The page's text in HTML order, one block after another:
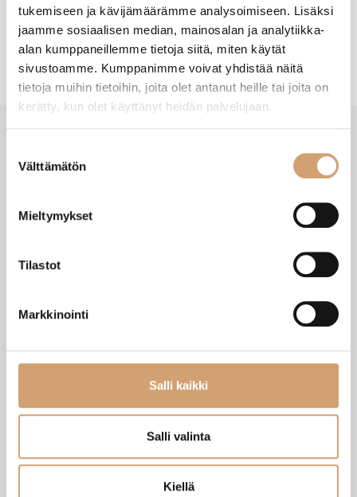
tukemiseen ja kävijämäärämme analysoimiseen. Lisäksi
jaamme sosiaalisen median, mainosalan ja analytiikka-
alan kumppaneillemme tietoja siitä, miten käytät
sivustoamme. Kumppanimme voivat yhdistää näitä
tietoja muihin tietoihin, joita olet antanut heille tai joita on
kerätty, kun olet käyttänyt heidän palvelujaan.
valinta
Välttämätön
Mieltymykset
Tilastot
Markkinointi
Salli kaikki
Salli valinta
Kiellä
SAATAT TARVITA MYÖS NÄITÄ
Gefu Lorenzo käsikäyttöinen kahvimylly Grunwerg kahvilusikka 4kpl